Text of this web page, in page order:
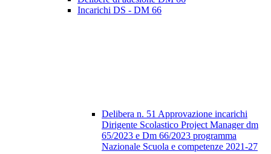
Incarichi DS - DM 66
Delibera n. 51 Approvazione incarichi
Dirigente Scolastico Project Manager dm
65/2023 e Dm 66/2023 programma
Nazionale Scuola e competenze 2021-27